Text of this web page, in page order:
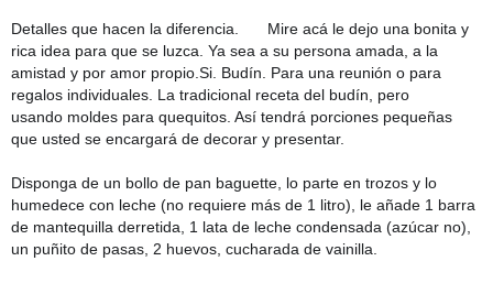
Detalles que hacen la diferencia.
Mire acá le dejo una bonita y
rica idea para que se luzca. Ya sea a su persona amada, a la
amistad y por amor propio.Si. Budín. Para una reunión o para
regalos individuales. La tradicional receta del budín, pero
usando moldes para quequitos. Así tendrá porciones pequeñas
que usted se encargará de decorar y presentar.
Disponga de un bollo de pan baguette, lo parte en trozos y lo
humedece con leche (no requiere más de 1 litro), le añade 1 barra
de mantequilla derretida, 1 lata de leche condensada (azúcar no),
un puñito de pasas, 2 huevos, cucharada de vainilla.